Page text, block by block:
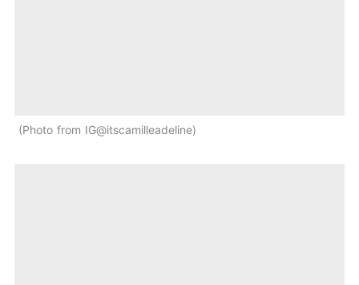
Photo from IG@itscamilleadeline